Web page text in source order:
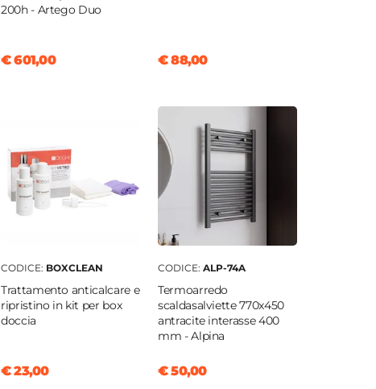
200h - Artego Duo
€ 601,00 € 88,00
CODICE: BOXCLEAN
Trattamento anticalcare e
ripristino in kit per box
doccia
€ 23,00
CODICE: ALP-74A
Termoarredo
scaldasalviette 770x450
antracite interasse 400
mm - Alpina
€ 50,00